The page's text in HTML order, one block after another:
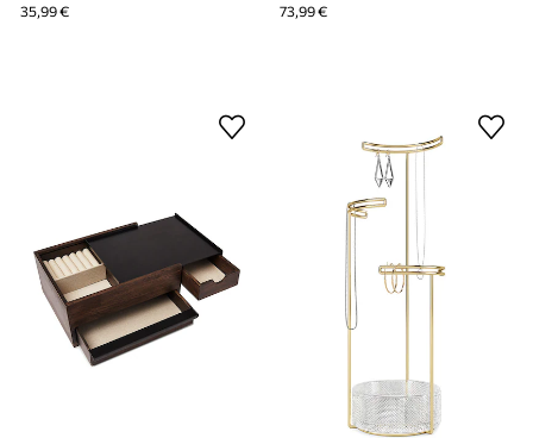
35,99 € 73,99 €